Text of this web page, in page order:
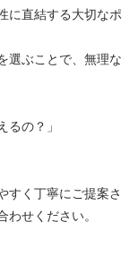
に直結する大切なポ
選ぶことで、無理な
るの？」
すく丁寧にご提案さ
せください。